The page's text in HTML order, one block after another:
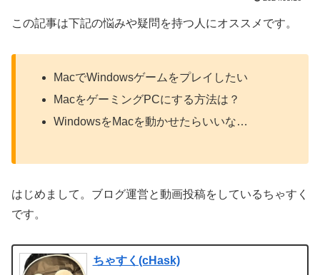
この記事は下記の悩みや疑問を持つ人にオススメです。
MacでWindowsゲームをプレイしたい
MacをゲーミングPCにする方法は？
WindowsをMacを動かせたらいいな…
はじめまして。ブログ運営と動画投稿をしているちゃすく
です。
ちゃすく(cHask)